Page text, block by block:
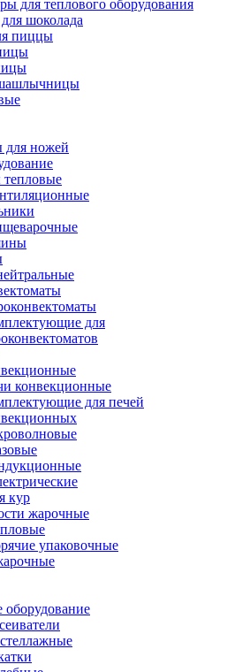
для теплового оборудования
шоколада
пиццы
для ножей
для
конвекционные
для печей
кур
жарочные
упаковочные
оборудование